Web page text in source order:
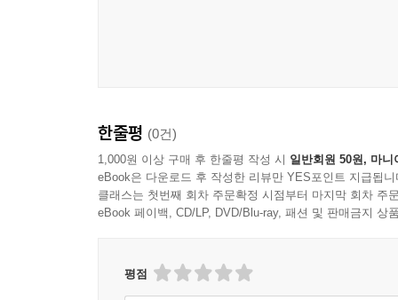
한줄평 (0건)
1,000원 이상 구매 후 한줄평 작성 시 일반회원 50원, 마니
eBook은 다운로드 후 작성한 리뷰만 YES포인트 지급됩니
클래스는 첫번째 회차 주문확정 시점부터 마지막 회차 주
eBook 페이백, CD/LP, DVD/Blu-ray, 패션 및 판매금지 상
평점